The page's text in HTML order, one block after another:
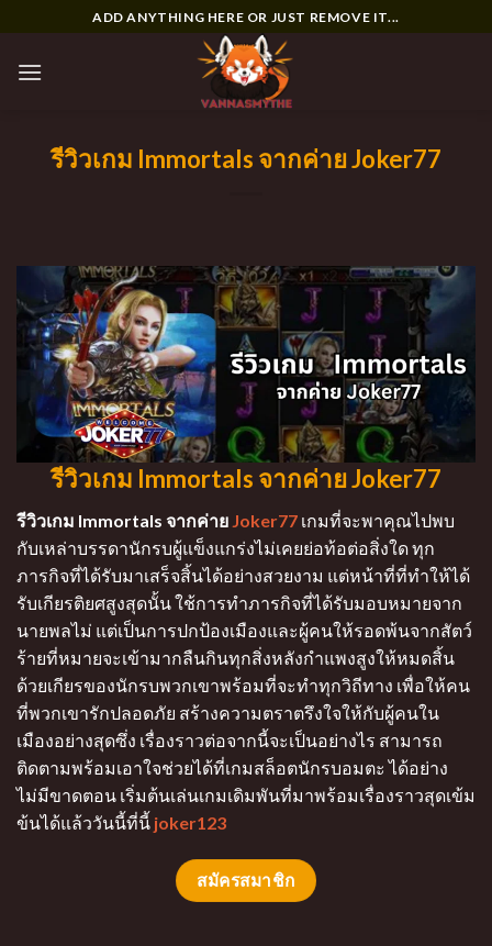
to
content
ADD ANYTHING HERE OR JUST REMOVE IT...
รีวิวเกม Immortals จากค่าย Joker77
รีวิวเกม Immortals จากค่าย Joker77
รีวิวเกม Immortals จากค่าย Joker77 เกมที่จะพาคุณไปพบ
กับเหล่าบรรดานักรบผู้แข็งแกร่งไม่เคยย่อท้อต่อสิ่งใด ทุก
ภารกิจที่ได้รับมาเสร็จสิ้นได้อย่างสวยงาม แต่หน้าที่ที่ทำให้ได้
รับเกียรติยศสูงสุดนั้น ใช้การทำภารกิจที่ได้รับมอบหมายจาก
นายพลไม่ แต่เป็นการปกป้องเมืองและผู้คนให้รอดพ้นจากสัตว์
ร้ายที่หมายจะเข้ามากลืนกินทุกสิ่งหลังกำแพงสูงให้หมดสิ้น
ด้วยเกียรของนักรบพวกเขาพร้อมที่จะทำทุกวิถีทาง เพื่อให้คน
ที่พวกเขารักปลอดภัย สร้างความตราตรึงใจให้กับผู้คนใน
เมืองอย่างสุดซึ่ง เรื่องราวต่อจากนี้จะเป็นอย่างไร สามารถ
ติดตามพร้อมเอาใจช่วยได้ที่เกมสล็อตนักรบอมตะ ได้อย่าง
ไม่มีขาดตอน เริ่มต้นเล่นเกมเดิมพันที่มาพร้อมเรื่องราวสุดเข้ม
ข้นได้แล้ววันนี้ที่นี้ joker123
สมัครสมาชิก